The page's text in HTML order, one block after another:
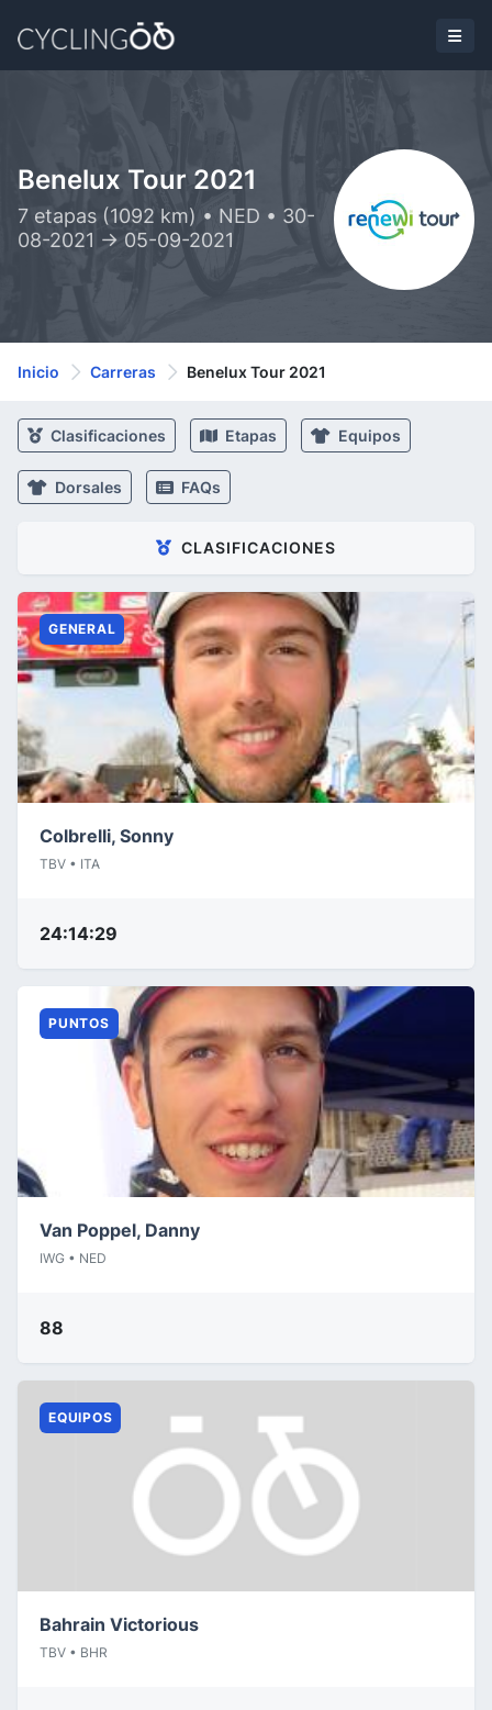
Benelux Tour 2021
7 etapas (1092 km) • NED • 30-
08-2021 -> 05-09-2021
Inicio Carreras Benelux Tour 2021
Clasificaciones Etapas Equipos
Dorsales FAQs
CLASIFICACIONES
GENERAL
Colbrelli, Sonny
TBV • ITA
24:14:29
PUNTOS
Van Poppel, Danny
IWG • NED
88
EQUIPOS
Bahrain Victorious
TBV • BHR